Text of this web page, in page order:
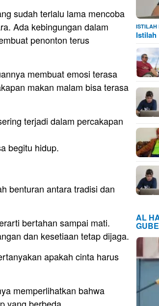
sudah terlalu lama mencoba
Ada kebingungan dalam
penonton terus
membuat emosi terasa
makan malam bisa terasa
terjadi dalam percakapan
begitu hidup.
benturan antara tradisi dan
bertahan sampai mati.
dan kesetiaan tetap dijaga.
apakah cinta harus
memperlihatkan bahwa
ISTILAH
Istilah
AL